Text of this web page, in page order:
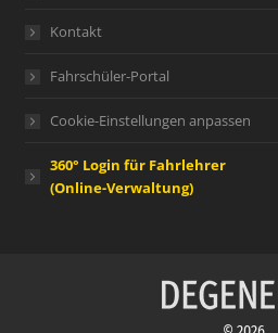
Kontakt
Fahrschüler-Portal
Cookie-Einstellungen anpassen
360° Login für Fahrlehrer
(Online-Verwaltung)
person